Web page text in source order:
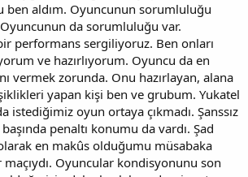
ben aldım. Oyuncunun sorumluluğu
da sorumluluğu var.
performans sergiliyoruz. Ben onları
ve hazırlıyorum. Oyuncu da en
vermek zorunda. Onu hazırlayan, alana
yapan kişi ben ve grubum. Yukatel
istediğimiz oyun ortaya çıkmadı. Şanssız
penaltı konumu da vardı. Şad
en makûs olduğumu müsabaka
Oyuncular kondisyonunu son